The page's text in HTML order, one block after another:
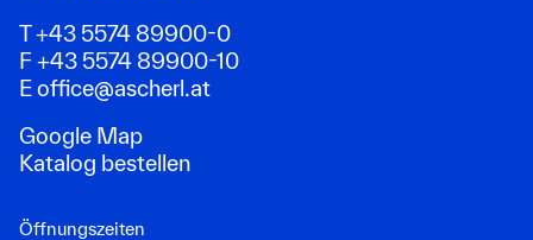
T +43 5574 89900-0
F +43 5574 89900-10
Eoffice@ascherl.at
Google Map
Katalog bestellen
Öffnungszeiten